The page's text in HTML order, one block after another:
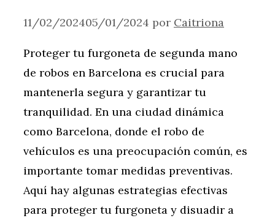
11/02/202405/01/2024 por Caitriona
Proteger tu furgoneta de segunda mano
de robos en Barcelona es crucial para
mantenerla segura y garantizar tu
tranquilidad. En una ciudad dinámica
como Barcelona, donde el robo de
vehículos es una preocupación común, es
importante tomar medidas preventivas.
Aquí hay algunas estrategias efectivas
para proteger tu furgoneta y disuadir a